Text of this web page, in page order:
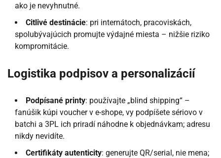
ako je nevyhnutné.
Citlivé destinácie: pri internátoch, pracoviskách,
spolubývajúcich promujte výdajné miesta – nižšie riziko
kompromitácie.
Logistika podpisov a personalizácií
Podpísané printy: používajte „blind shipping“ –
fanúšik kúpi voucher v e-shope, vy podpíšete sériovo v
batchi a 3PL ich priradí náhodne k objednávkam; adresu
nikdy nevidíte.
Certifikáty autenticity: generujte QR/serial, nie mena;